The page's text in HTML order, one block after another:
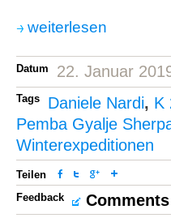
weiterlesen
Datum 22. Januar
Tags Daniele Nardi, K
Pemba Gyalje
Winterexpeditionen
Teilen
Feedback